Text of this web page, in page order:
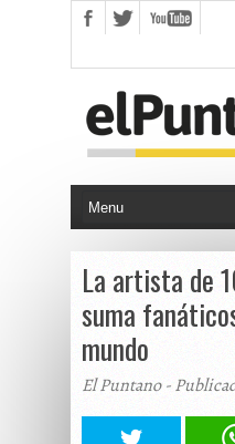
La artista de
suma
mundo
El Puntano -